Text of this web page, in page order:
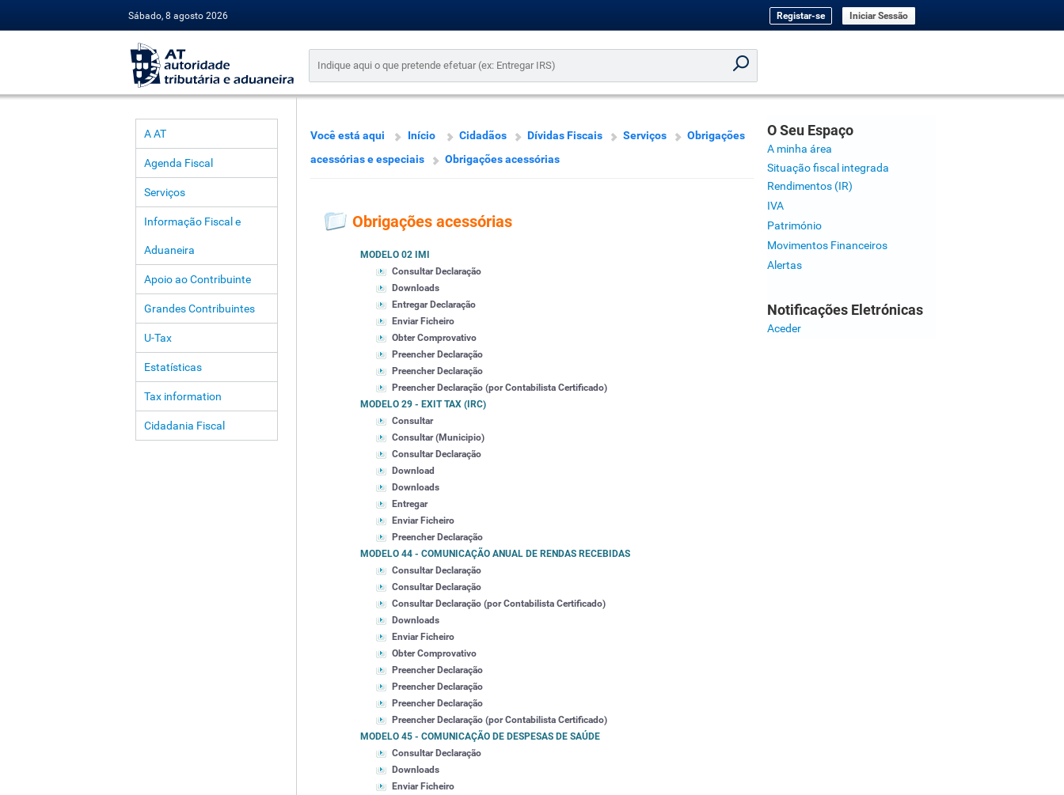
Sábado, 8 agosto 2026 Registar-se Iniciar Sessão
A AT
Agenda Fiscal
Serviços
Informação Fiscal e
Aduaneira
Apoio ao Contribuinte
Grandes Contribuintes
U-Tax
Estatísticas
Tax information
Cidadania Fiscal
Você está aqui Início Cidadãos Dívidas Fiscais Serviços
Obrigações
acessórias e especiais
Obrigações acessórias
Obrigações acessórias
MODELO 02 IMI
Consultar Declaração
Downloads
Entregar Declaração
Enviar Ficheiro
Obter Comprovativo
Preencher Declaração
Preencher Declaração
Preencher Declaração (por Contabilista Certificado)
MODELO 29 - EXIT TAX (IRC)
Consultar
Consultar (Municipio)
Consultar Declaração
Download
Downloads
Entregar
Enviar Ficheiro
Preencher Declaração
MODELO 44 - COMUNICAÇÃO ANUAL DE RENDAS RECEBIDAS
Consultar Declaração
Consultar Declaração
Consultar Declaração (por Contabilista Certificado)
Downloads
Enviar Ficheiro
Obter Comprovativo
Preencher Declaração
Preencher Declaração
Preencher Declaração
Preencher Declaração (por Contabilista Certificado)
MODELO 45 - COMUNICAÇÃO DE DESPESAS DE SAÚDE
Consultar Declaração
Downloads
Enviar Ficheiro
O Seu Espaço
A minha área
Situação fiscal integrada
Rendimentos (IR)
IVA
Património
Movimentos Financeiros
Alertas
Notificações Eletrónicas
Aceder